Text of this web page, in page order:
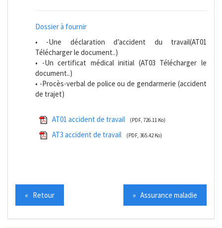
Dossier à fournir
• -Une déclaration d’accident du travail(AT01
Télécharger le document..)
• -Un certificat médical initial (AT03 Télécharger le
document..)
• -Procès-verbal de police ou de gendarmerie (accident
de trajet)
AT01 accident de travail (PDF, 726.11 Ko)
AT3 accident de travail (PDF, 365.42 Ko)
« Retour » Assurance maladie